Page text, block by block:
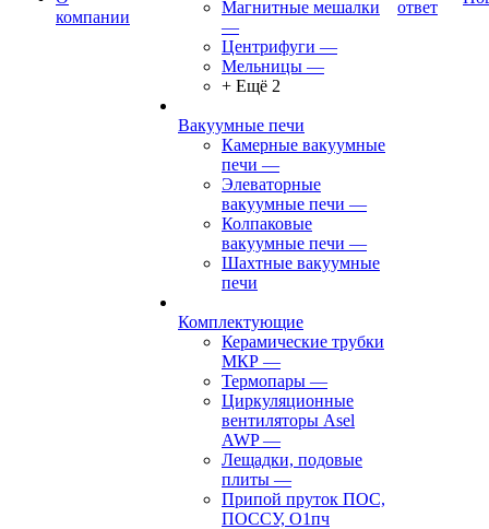
компании
Магнитные мешалки
—
Центрифуги —
Мельницы —
+ Ещё 2
Вакуумные печи
Камерные вакуумные
печи —
Элеваторные
вакуумные печи —
Колпаковые
вакуумные печи —
Шахтные вакуумные
печи
Комплектующие
Керамические трубки
МКР —
Термопары —
Циркуляционные
вентиляторы Asel
AWP—
Лещадки, подовые
плиты —
Припой пруток ПОС,
ПОССУ, О1пч
ответ